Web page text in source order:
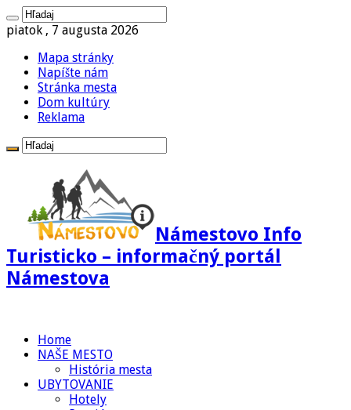
piatok , 7 augusta 2026
Mapa stránky
Napíšte nám
Stránka mesta
Dom kultúry
Reklama
Námestovo Info
Turisticko – informačný portál
Námestova
Home
NAŠE MESTO
História mesta
UBYTOVANIE
Hotely